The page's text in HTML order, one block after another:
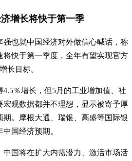
增长将快于第一季
强也就中国经济对外做信心喊话，称
将快于第一季度，全年有望实现官方
长目标。
％增长，但5月的工业增加值、社
宏观数据都并不理想，显示被寄予厚
。摩根大通、瑞银、高盛等国际银
国经济预期。
中国将在扩大内需潜力、激活市场活